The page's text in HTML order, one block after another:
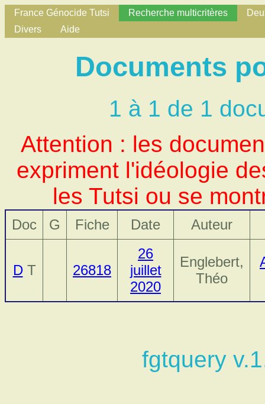
France Génocide Tutsi Recherche multicritères
Divers
Aide
Documents
1 à 1 de 1
Attention : les
expriment l'idéologie
les Tutsi ou se
Doc G Fiche Date Auteur
DT 26818
26
juillet
2020
Englebert,
Théo
fgtquery